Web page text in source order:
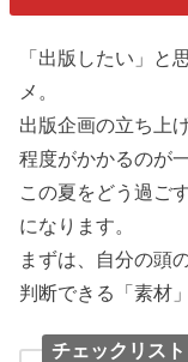
「出版したい」と
メ。
出版企画の立ち上
程度がかかるのが
この夏をどう過ご
になります。
まずは、自分の頭
判断できる「素材
チェックリス